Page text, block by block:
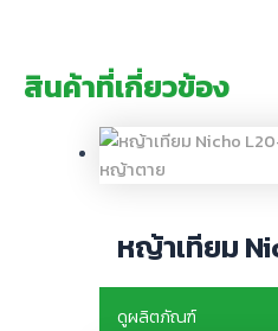
หญ้าเทียม
ดูผลิตภัณฑ์